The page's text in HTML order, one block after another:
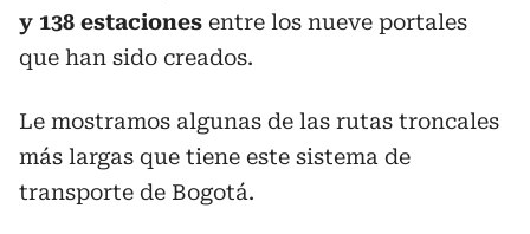
y 138 estaciones entre los nueve portales
que han sido creados.
Le mostramos algunas de las rutas troncales
más largas que tiene este sistema de
transporte de Bogotá.